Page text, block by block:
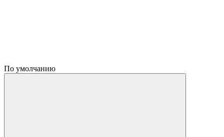
По умолчанию